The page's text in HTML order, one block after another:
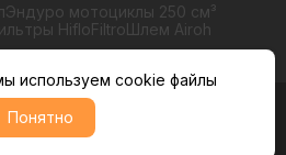
Эндуро мотоциклы 250 см³
HifloFiltroШлем Airoh
данных
используем cookie файлы
Понятно